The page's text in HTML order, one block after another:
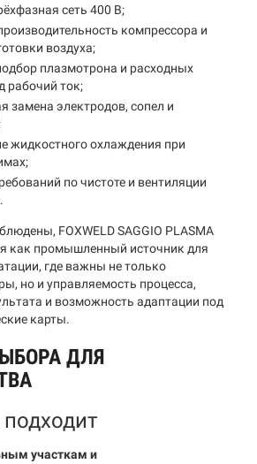
сеть 400 В;
компрессора и
воздуха;
плазмотрона и расходных
рабочий ток;
замена электродов, сопел и
жидкостного охлаждения при
по чистоте и вентиляции
FOXWELD SAGGIO PLASMA
как промышленный источник для
где важны не только
но и управляемость процесса,
и возможность адаптации под
карты.
ДЛЯ
участкам и